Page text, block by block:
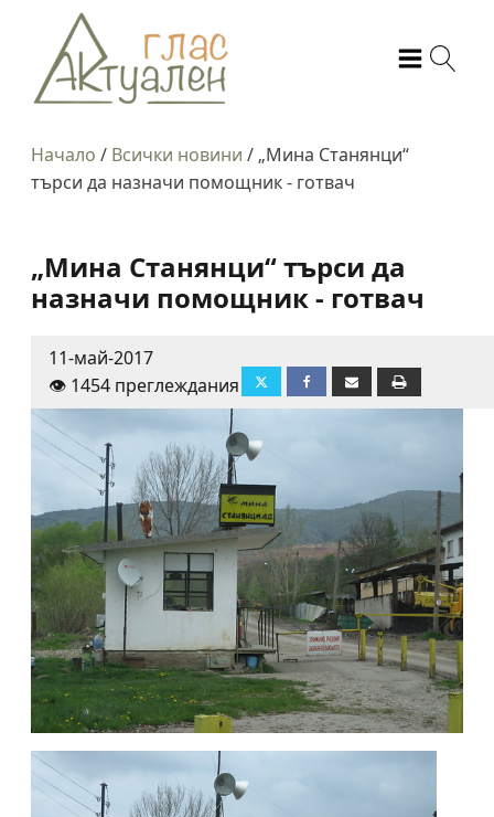
Начало / Всички новини / „Мина Станянци“
търси да назначи помощник - готвач
„Мина Станянци“ търси да
назначи помощник - готвач
11-май-2017
👁️ 1454 преглеждания